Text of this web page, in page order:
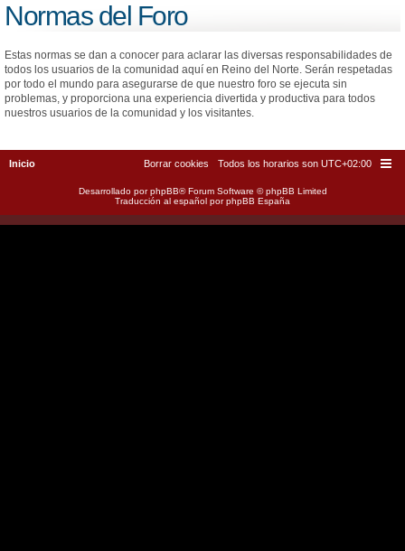
Normas del Foro
Estas normas se dan a conocer para aclarar las diversas responsabilidades de
todos los usuarios de la comunidad aquí en Reino del Norte. Serán respetadas
por todo el mundo para asegurarse de que nuestro foro se ejecuta sin
problemas, y proporciona una experiencia divertida y productiva para todos
nuestros usuarios de la comunidad y los visitantes.
Inicio Todos los horarios son UTC+02:00
Borrar cookies
Desarrollado porphpBB® Forum Software © phpBB Limited
Traducción al español porphpBB España